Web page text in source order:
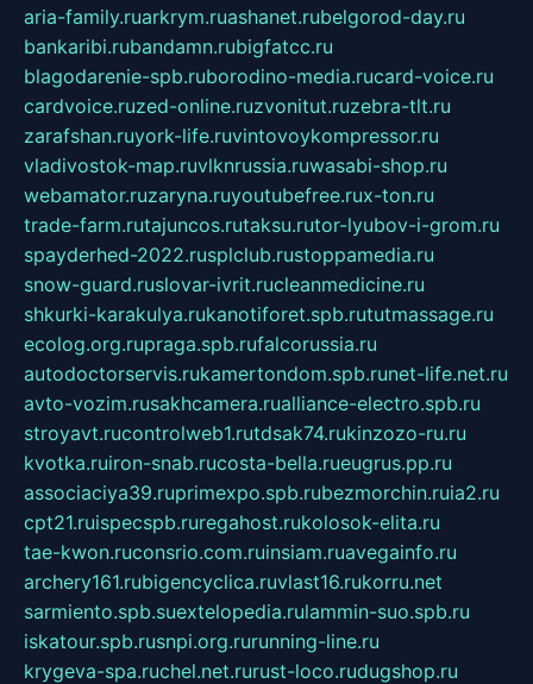
aria-family.ruarkrym.ruashanet.rubelgorod-day.ru
bankaribi.rubandamn.rubigfatcc.ru
blagodarenie-spb.ruborodino-media.rucard-voice.ru
cardvoice.ruzed-online.ruzvonitut.ruzebra-tlt.ru
zarafshan.ruyork-life.ruvintovoykompressor.ru
vladivostok-map.ruvlknrussia.ruwasabi-shop.ru
webamator.ruzaryna.ruyoutubefree.rux-ton.ru
trade-farm.rutajuncos.rutaksu.rutor-lyubov-i-grom.ru
spayderhed-2022.rusplclub.rustoppamedia.ru
snow-guard.ruslovar-ivrit.rucleanmedicine.ru
shkurki-karakulya.rukanotiforet.spb.rututmassage.ru
ecolog.org.rupraga.spb.rufalcorussia.ru
autodoctorservis.rukamertondom.spb.runet-life.net.ru
avto-vozim.rusakhcamera.rualliance-electro.spb.ru
stroyavt.rucontrolweb1.rutdsak74.rukinzozo-ru.ru
kvotka.ruiron-snab.rucosta-bella.rueugrus.pp.ru
associaciya39.ruprimexpo.spb.rubezmorchin.ruia2.ru
cpt21.ruispecspb.ruregahost.rukolosok-elita.ru
tae-kwon.ruconsrio.com.ruinsiam.ruavegainfo.ru
archery161.rubigencyclica.ruvlast16.rukorru.net
sarmiento.spb.suextelopedia.rulammin-suo.spb.ru
iskatour.spb.rusnpi.org.rurunning-line.ru
krygeva-spa.ruchel.net.rurust-loco.rudugshop.ru